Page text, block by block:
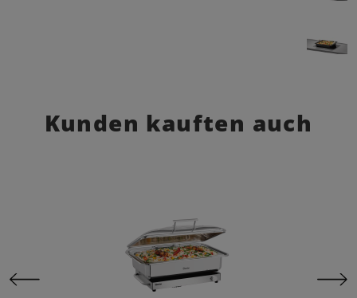
Kunden kauften auch